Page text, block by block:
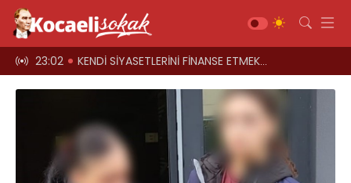
oyun 23:02 KENDİ SİYASETLERİNİ FİNANSE ETMEK İÇİN KOCAELİ'Yİ HARCIYORLAR
Siyaset
Asayiş
Ekonomi